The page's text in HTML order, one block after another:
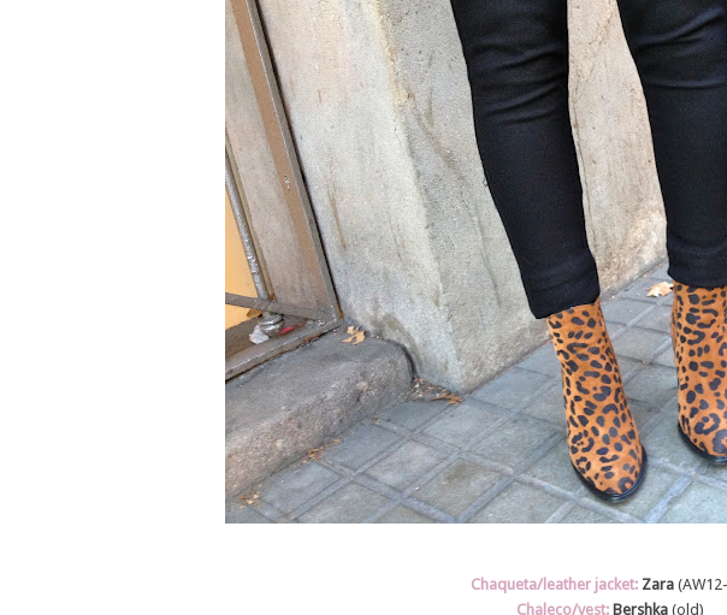
Chaqueta/leather jacket: Zara
Chaleco/vest: Bershka (old)